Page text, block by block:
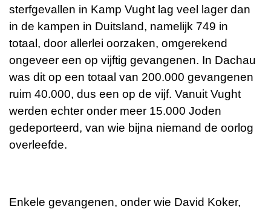
sterfgevallen in Kamp Vught lag veel lager dan
in de kampen in Duitsland, namelijk 749 in
totaal, door allerlei oorzaken, omgerekend
ongeveer een op vijftig gevangenen. In Dachau
was dit op een totaal van 200.000 gevangenen
ruim 40.000, dus een op de vijf. Vanuit Vught
werden echter onder meer 15.000 Joden
gedeporteerd, van wie bijna niemand de oorlog
overleefde.
Enkele gevangenen, onder wie David Koker,